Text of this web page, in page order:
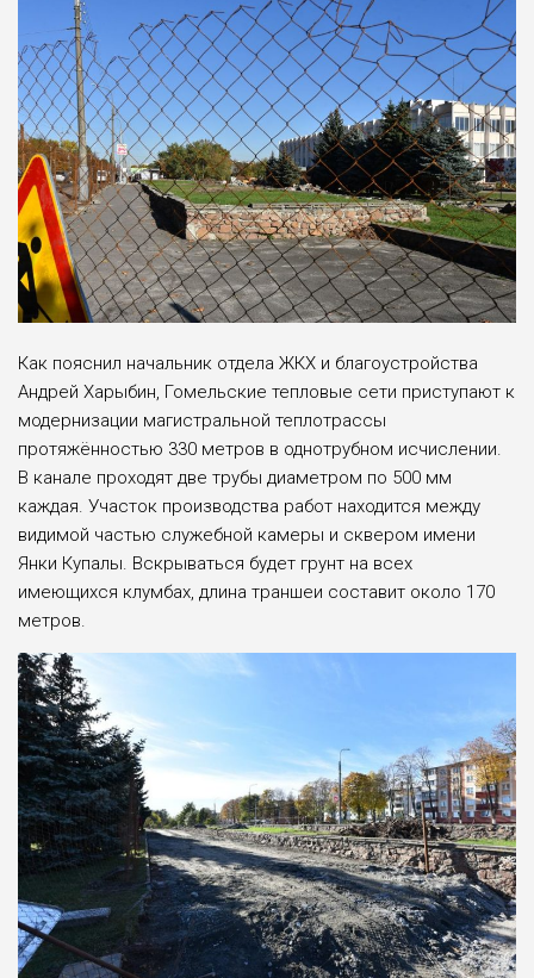
Как пояснил начальник отдела ЖКХ и благоустройства
Андрей Харыбин, Гомельские тепловые сети приступают к
модернизации магистральной теплотрассы
протяжённостью 330 метров в однотрубном исчислении.
В канале проходят две трубы диаметром по 500 мм
каждая. Участок производства работ находится между
видимой частью служебной камеры и сквером имени
Янки Купалы. Вскрываться будет грунт на всех
имеющихся клумбах, длина траншеи составит около 170
метров.